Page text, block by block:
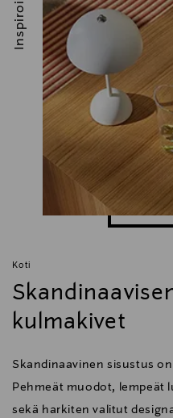
Koti
kulmakivet
Skandinaavinen sisustus
Pehmeät muodot, lempeät
sekä harkiten valitut
Inspiroidu